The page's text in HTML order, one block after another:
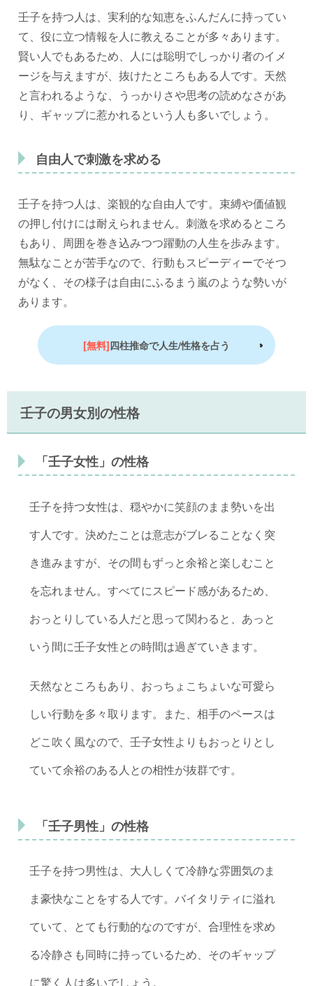
壬子を持つ人は、実利的な知恵をふんだんに持ってい
て、役に立つ情報を人に教えることが多々あります。
賢い人でもあるため、人には聡明でしっかり者のイメ
ージを与えますが、抜けたところもある人です。天然
と言われるような、うっかりさや思考の読めなさがあ
り、ギャップに惹かれるという人も多いでしょう。
自由人で刺激を求める
壬子を持つ人は、楽観的な自由人です。束縛や価値観
の押し付けには耐えられません。刺激を求めるところ
もあり、周囲を巻き込みつつ躍動の人生を歩みます。
無駄なことが苦手なので、行動もスピーディーでそつ
がなく、その様子は自由にふるまう嵐のような勢いが
あります。
[無料]四柱推命で人生/性格を占う
壬子の男女別の性格
「壬子女性」の性格
壬子を持つ女性は、穏やかに笑顔のまま勢いを出
す人です。決めたことは意志がブレることなく突
き進みますが、その間もずっと余裕と楽しむこと
を忘れません。すべてにスピード感があるため、
おっとりしている人だと思って関わると、あっと
いう間に壬子女性との時間は過ぎていきます。
天然なところもあり、おっちょこちょいな可愛ら
しい行動を多々取ります。また、相手のペースは
どこ吹く風なので、壬子女性よりもおっとりとし
ていて余裕のある人との相性が抜群です。
「壬子男性」の性格
壬子を持つ男性は、大人しくて冷静な雰囲気のま
ま豪快なことをする人です。バイタリティに溢れ
ていて、とても行動的なのですが、合理性を求め
る冷静さも同時に持っているため、そのギャップ
に驚く人は多いでしょう。